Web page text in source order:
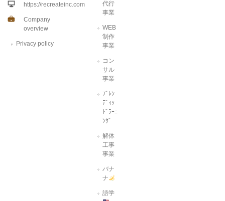
https://recreateinc.com
Company
overview
Privacy policy
代行
事業
WEB
制作
事業
コン
サル
事業
ﾌﾞﾚﾝ
ﾃﾞｨｯ
ﾄﾞﾗｰﾆ
ﾝｸﾞ
解体
工事
事業
バナ
ナ
語学